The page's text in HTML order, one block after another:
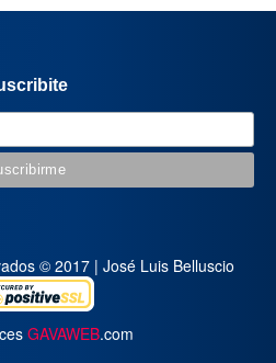
© 2017 | José Luis Belluscio
GAVAWEB.com